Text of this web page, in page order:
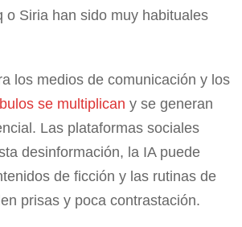
o Siria han sido muy habituales
los medios de comunicación y los
bulos se multiplican y se generan
Las plataformas sociales
desinformación, la IA puede
de ficción y las rutinas de
prisas y poca contrastación.